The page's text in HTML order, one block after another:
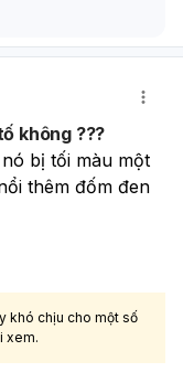
không ???
bị tối màu một
thêm đốm đen
khó chịu cho một số
xem.